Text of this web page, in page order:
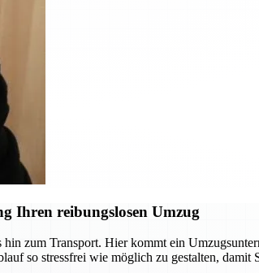
Ihren reibungslosen Umzug
zum Transport. Hier kommt ein
so stressfrei wie möglich zu gestalten, damit